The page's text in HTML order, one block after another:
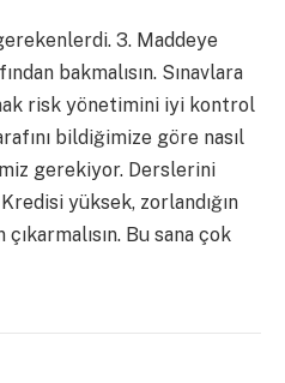
3. Maddeye
bakmalısın. Sınavlara
risk yönetimini iyi kontrol
bildiğimize göre nasıl
gerekiyor. Derslerini
Kredisi yüksek, zorlandığın
Bu sana çok